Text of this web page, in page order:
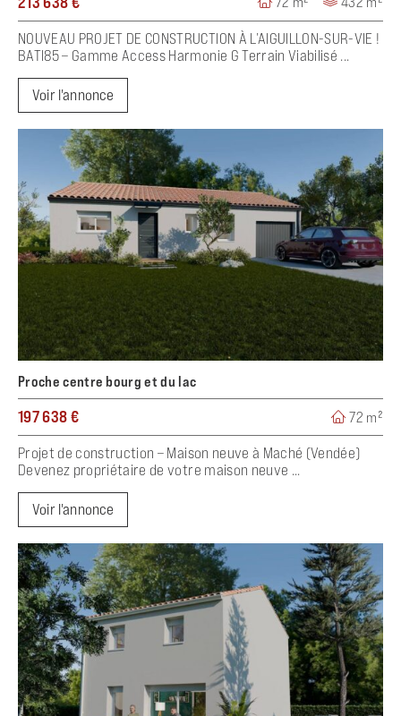
NOUVEAU PROJET DE CONSTRUCTION À L’AIGUILLON-SUR-VIE !
BATI85 – Gamme Access Harmonie G Terrain Viabilisé ...
Voir l'annonce
Proche centre bourg et du lac
197 638 € 72 m²
Projet de construction – Maison neuve à Maché (Vendée)
Devenez propriétaire de votre maison neuve ...
Voir l'annonce